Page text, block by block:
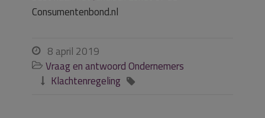
Consumentenbond.nl
 8 april 2019
 Vraag en antwoord Ondernemers
 Klachtenregeling 